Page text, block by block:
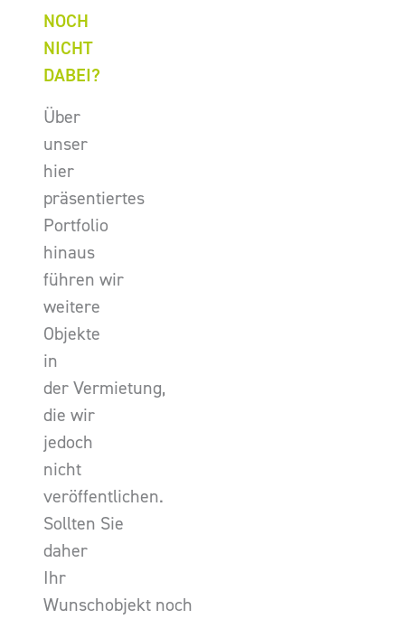
NOCH
NICHT
DABEI?
Über
unser
hier
präsentiertes
Portfolio
hinaus
führen wir
weitere
Objekte
in
der Vermietung,
die wir
jedoch
nicht
veröffentlichen.
Sollten Sie
daher
Ihr
Wunschobjekt noch